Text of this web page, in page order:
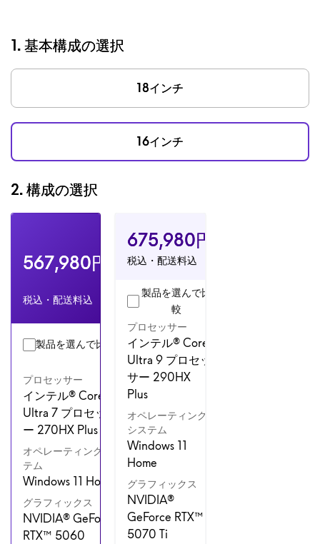
1. 基本構成の選択
18インチ
16インチ
2.構成の選択
販売価格
567,980円
税込・配送料込
製品を選んで比較
プロセッサー
インテル® Core
Ultra 7 プロセッサ
ー 270HX Plus
オペレーティングシス
テム
Windows 11 Home
グラフィックス
NVIDIA® GeForce
RTX™ 5060
販売価格
675,980円
税込・配送料込
製品を選んで比
較
プロセッサー
インテル® Core
Ultra 9 プロセッ
サー 290HX
Plus
オペレーティング
システム
Windows 11
Home
グラフィックス
NVIDIA®
GeForce RTX™
5070 Ti